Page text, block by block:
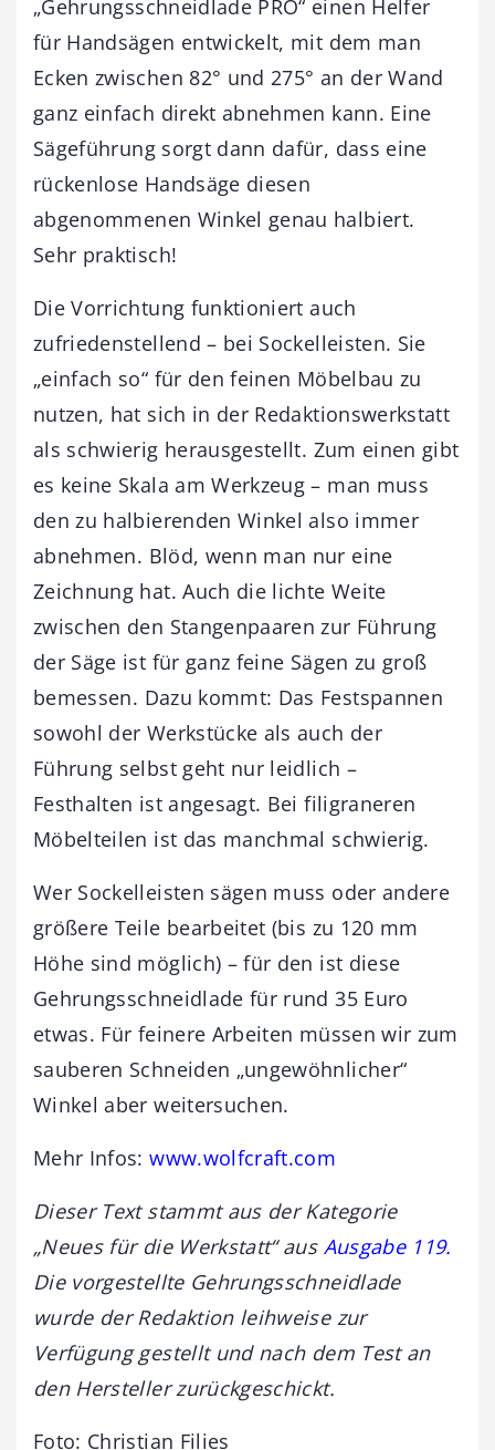
„Gehrungsschneidlade PRO“ einen Helfer
für Handsägen entwickelt, mit dem man
Ecken zwischen 82° und 275° an der Wand
ganz einfach direkt abnehmen kann. Eine
Sägeführung sorgt dann dafür, dass eine
rückenlose Handsäge diesen
abgenommenen Winkel genau halbiert.
Sehr praktisch!
Die Vorrichtung funktioniert auch
zufriedenstellend – bei Sockelleisten. Sie
„einfach so“ für den feinen Möbelbau zu
nutzen, hat sich in der Redaktionswerkstatt
als schwierig herausgestellt. Zum einen gibt
es keine Skala am Werkzeug – man muss
den zu halbierenden Winkel also immer
abnehmen. Blöd, wenn man nur eine
Zeichnung hat. Auch die lichte Weite
zwischen den Stangenpaaren zur Führung
der Säge ist für ganz feine Sägen zu groß
bemessen. Dazu kommt: Das Festspannen
sowohl der Werkstücke als auch der
Führung selbst geht nur leidlich –
Festhalten ist angesagt. Bei filigraneren
Möbelteilen ist das manchmal schwierig.
Wer Sockelleisten sägen muss oder andere
größere Teile bearbeitet (bis zu 120 mm
Höhe sind möglich) – für den ist diese
Gehrungsschneidlade für rund 35 Euro
etwas. Für feinere Arbeiten müssen wir zum
sauberen Schneiden „ungewöhnlicher“
Winkel aber weitersuchen.
Mehr Infos:www.wolfcraft.com
Dieser Text stammt aus der Kategorie
„Neues für die Werkstatt“ aus Ausgabe 119.
Die vorgestellte Gehrungsschneidlade
wurde der Redaktion leihweise zur
Verfügung gestellt und nach dem Test an
den Hersteller zurückgeschickt.
Foto: Christian Filies